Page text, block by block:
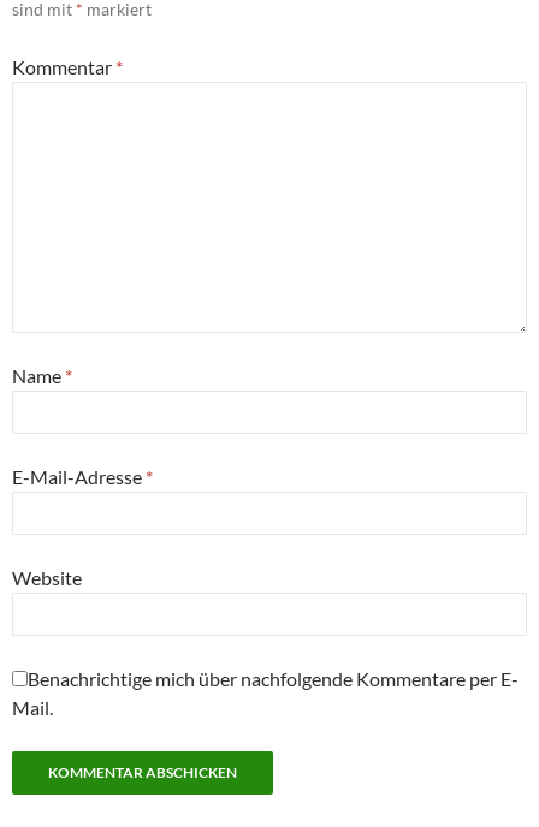
sind mit * markiert
Kommentar *
Name *
E-Mail-Adresse *
Website
Benachrichtige mich über nachfolgende Kommentare per E-
Mail.